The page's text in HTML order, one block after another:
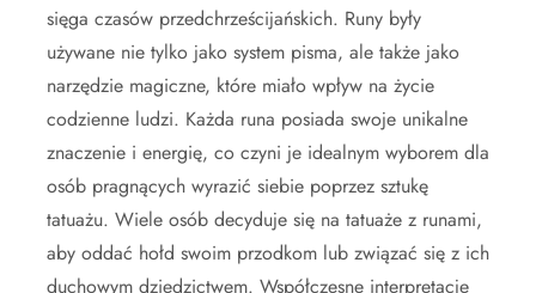
sięga czasów przedchrześcijańskich. Runy były
używane nie tylko jako system pisma, ale także jako
narzędzie magiczne, które miało wpływ na życie
codzienne ludzi. Każda runa posiada swoje unikalne
znaczenie i energię, co czyni je idealnym wyborem dla
osób pragnących wyrazić siebie poprzez sztukę
tatuażu. Wiele osób decyduje się na tatuaże z runami,
aby oddać hołd swoim przodkom lub związać się z ich
duchowym dziedzictwem. Współczesne interpretacje